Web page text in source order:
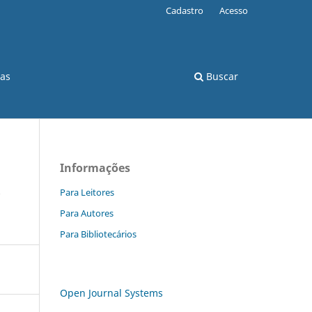
Buscar
Cadastro Acesso
Informações
Para Leitores
Para Autores
Para Bibliotecários
Open Journal Systems